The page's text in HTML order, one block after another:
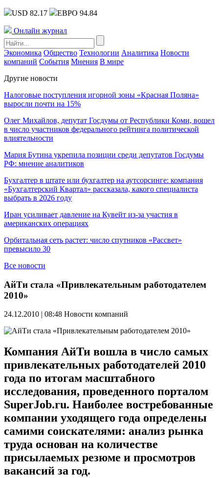
USD 82.17 ЕВРО 94.84
Онлайн журнал
Экономика Общество Технологии Аналитика Новости
компаний События Мнения В мире
Другие новости
Налоговые поступления игорной зоны «Красная Поляна»
выросли почти на 15%
Олег Михайлов, депутат Госдумы от Республики Коми, вошел
в число участников федерального рейтинга политической
влиятельности
Мария Бутина укрепила позиции среди депутатов Госдумы
РФ: мнение аналитиков
Бухгалтер в штате или бухгалтер на аутсорсинге: компания
«Бухгалтерский Квартал» рассказала, какого специалиста
выбрать в 2026 году
Иран усиливает давление на Кувейт из-за участия в
американских операциях
Орбитальная сеть растет: число спутников «Рассвет»
превысило 30
Все новости
АйТи стала «Привлекательным работодателем
2010»
24.12.2010 | 08:48 Новости компаний
Компания АйТи вошла в число самых
привлекательных работодателей 2010
года по итогам масштабного
исследования, проведенного порталом
SuperJob.ru. Наиболее востребованные
компании уходящего года определены
самими соискателями: анализ рынка
труда основан на количестве
присылаемых резюме и просмотров
вакансий за год.